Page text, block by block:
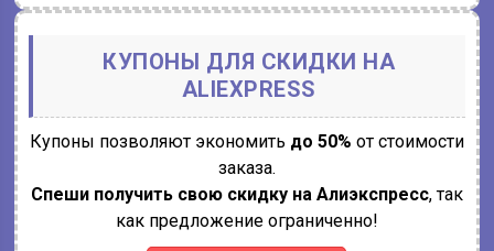
КУПОНЫ ДЛЯ СКИДКИ НА
ALIEXPRESS
Купоны позволяют экономить до 50% от стоимости
заказа.
Спеши получить свою скидку на Алиэкспресс, так
как предложение ограниченно!